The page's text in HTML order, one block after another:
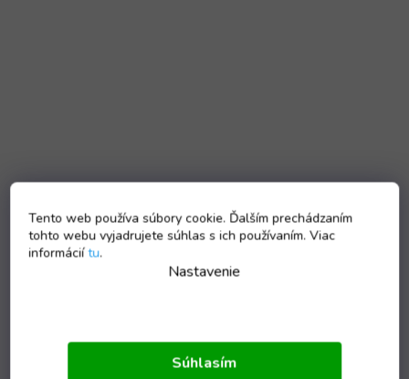
Tento web používa súbory cookie. Ďalším prechádzaním
tohto webu vyjadrujete súhlas s ich používaním. Viac
informáciítu.
Nastavenie
Súhlasím